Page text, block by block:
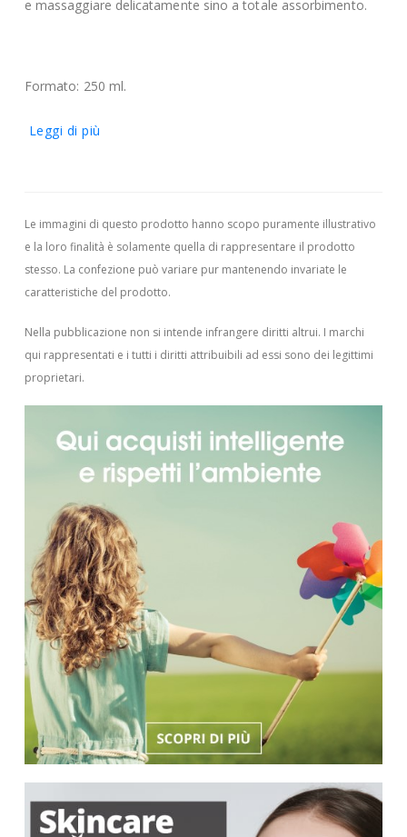
e massaggiare delicatamente sino a totale assorbimento.
Formato: 250 ml.
Leggi di più
Le immagini di questo prodotto hanno scopo puramente illustrativo
e la loro finalità è solamente quella di rappresentare il prodotto
stesso. La confezione può variare pur mantenendo invariate le
caratteristiche del prodotto.
Nella pubblicazione non si intende infrangere diritti altrui. I marchi
qui rappresentati e i tutti i diritti attribuibili ad essi sono dei legittimi
proprietari.